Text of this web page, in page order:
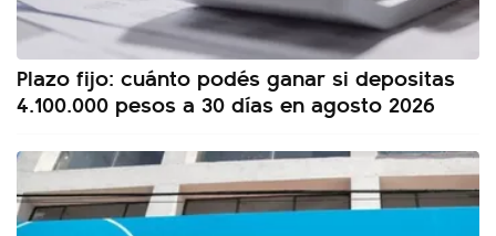
Plazo fijo: cuánto podés ganar si depositas
4.100.000 pesos a 30 días en agosto 2026